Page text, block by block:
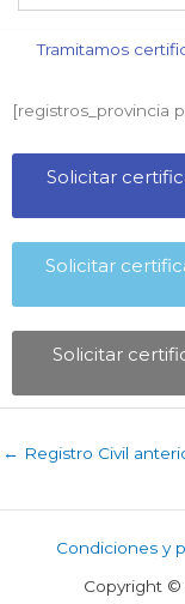
Tramitamos
[registros_provincia
Solicitar
Solicitar
Solicitar
← Registro Civil
Condiciones y
Copyright ©